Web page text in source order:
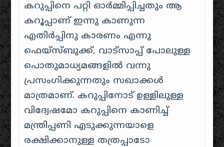
കറുപ്പിനെ പറ്റി ഓർമ്മിപ്പിച്ചതും ആ
കറൂപ്പാണ് ഇന്നു കാണുന്ന
എതിർപ്പിനു കാരണം എന്നു
ഫെയ്സ്ബുക്ക്, വാട്സാപ്പ് പോലുള്ള
പൊതുമാധ്യമങ്ങളിൽ വന്നു
പ്രസംഗിക്കുന്നതും സഖാക്കൾ
മാത്രമാണ്. കറുപ്പിനോട് ഉള്ളിലുള്ള
വിദ്വേഷമോ കറുപ്പിനെ കാണിച്ച്
മന്ത്രിപ്പണി എടുക്കുന്നയാളെ
രക്ഷിക്കാനുള്ള തത്രപ്പാടോ